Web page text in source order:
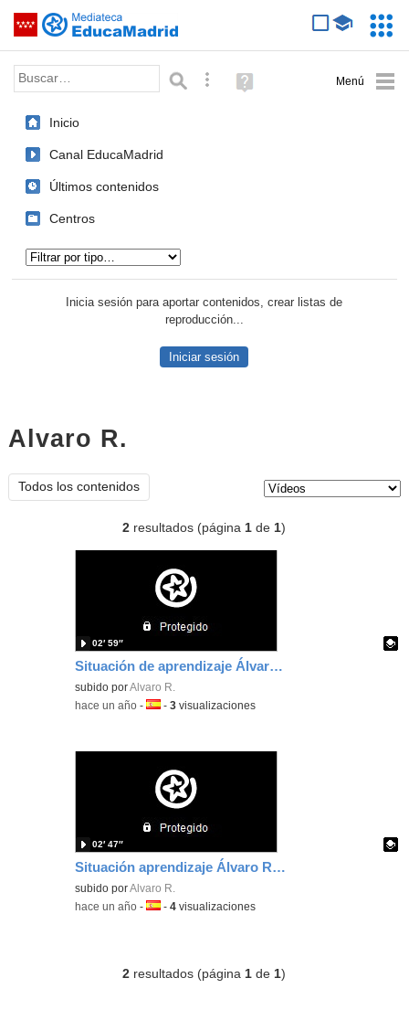
Saltar navegación
Palabra o frase: Búsqueda avanzada
Ayuda
(en
Inicio
Canal EducaMadrid
Últimos contenidos
Centros
Inicia sesión para aportar contenidos, crear listas de
reproducción...
Iniciar sesión
Alvaro R.
Todos los contenidos
2 resultados (página1 de1)
Situación de aprendizaje Álvaro Ramos Castellanos (corregida)
Contenido educativo.
subido porAlvaro R.
02′ 59″
-hace un año -Idioma:
-3 visualizaciones
Situación aprendizaje Álvaro Ramos Castellanos 49392092Y
Contenido educativo.
subido porAlvaro R.
02′ 47″
-hace un año -Idioma:
-4 visualizaciones
2 resultados (página 1 de 1)